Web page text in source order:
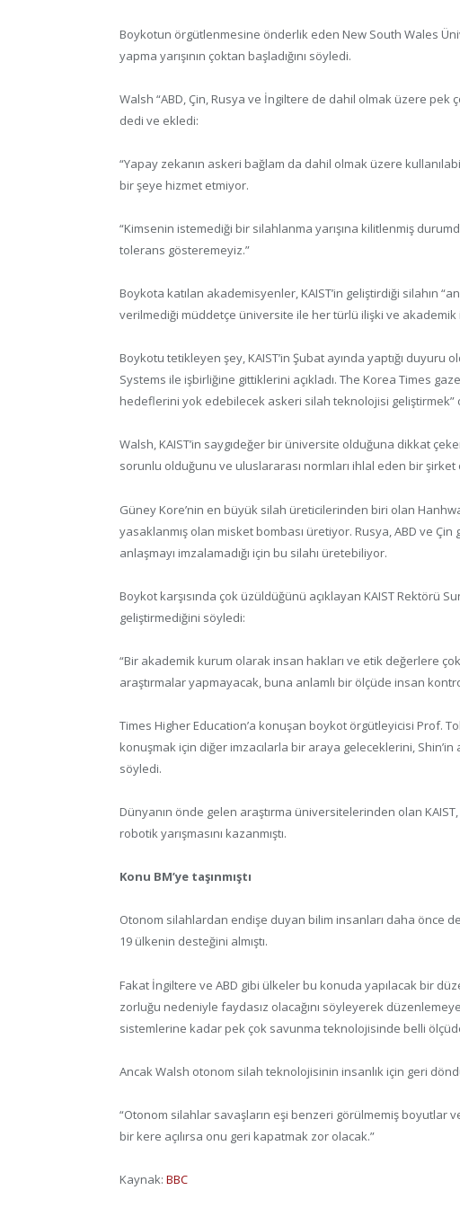
Boykotun örgütlenmesine önderlik eden New South Wales
yapma yarışının çoktan başladığını söyledi.
Walsh “ABD, Çin, Rusya ve İngiltere de dahil olmak üzere
dedi ve ekledi:
“Yapay zekanın askeri bağlam da dahil olmak üzere
bir şeye hizmet etmiyor.
“Kimsenin istemediği bir silahlanma yarışına kilitlenmiş
tolerans gösteremeyiz.”
Boykota katılan akademisyenler, KAIST’in geliştirdiği silahın
verilmediği müddetçe üniversite ile her türlü ilişki ve
Boykotu tetikleyen şey, KAIST’in Şubat ayında yaptığı
Systems ile işbirliğine gittiklerini açıkladı. The Korea Times
hedeflerini yok edebilecek askeri silah teknolojisi geliştirmek”
Walsh, KAIST’in saygıdeğer bir üniversite olduğuna dikkat
sorunlu olduğunu ve uluslararası normları ihlal eden bir
Güney Kore’nin en büyük silah üreticilerinden biri olan
yasaklanmış olan misket bombası üretiyor. Rusya, ABD ve
anlaşmayı imzalamadığı için bu silahı üretebiliyor.
Boykot karşısında çok üzüldüğünü açıklayan KAIST Rektörü
geliştirmediğini söyledi:
“Bir akademik kurum olarak insan hakları ve etik değerlere
araştırmalar yapmayacak, buna anlamlı bir ölçüde insan
Times Higher Education’a konuşan boykot örgütleyicisi Prof.
konuşmak için diğer imzacılarla bir araya geleceklerini, Shin’in
söyledi.
Dünyanın önde gelen araştırma üniversitelerinden olan
robotik yarışmasını kazanmıştı.
Konu BM’ye taşınmıştı
Otonom silahlardan endişe duyan bilim insanları daha önce
19 ülkenin desteğini almıştı.
Fakat İngiltere ve ABD gibi ülkeler bu konuda yapılacak bir
zorluğu nedeniyle faydasız olacağını söyleyerek
sistemlerine kadar pek çok savunma teknolojisinde belli
Ancak Walsh otonom silah teknolojisinin insanlık için geri
“Otonom silahlar savaşların eşi benzeri görülmemiş boyutlar
bir kere açılırsa onu geri kapatmak zor olacak.”
Kaynak: BBC